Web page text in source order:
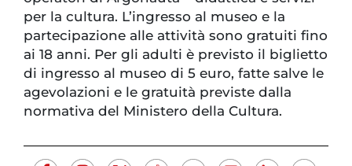
per la cultura. L’ingresso al museo e la
partecipazione alle attività sono gratuiti fino
ai 18 anni. Per gli adulti è previsto il biglietto
di ingresso al museo di 5 euro, fatte salve le
agevolazioni e le gratuità previste dalla
normativa del Ministero della Cultura.